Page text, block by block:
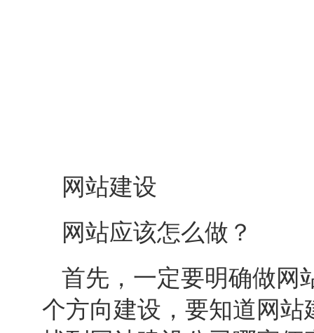
网站建设
网站应该怎么做？
首先，一定要明确做网
个方向建设，要知道 网站